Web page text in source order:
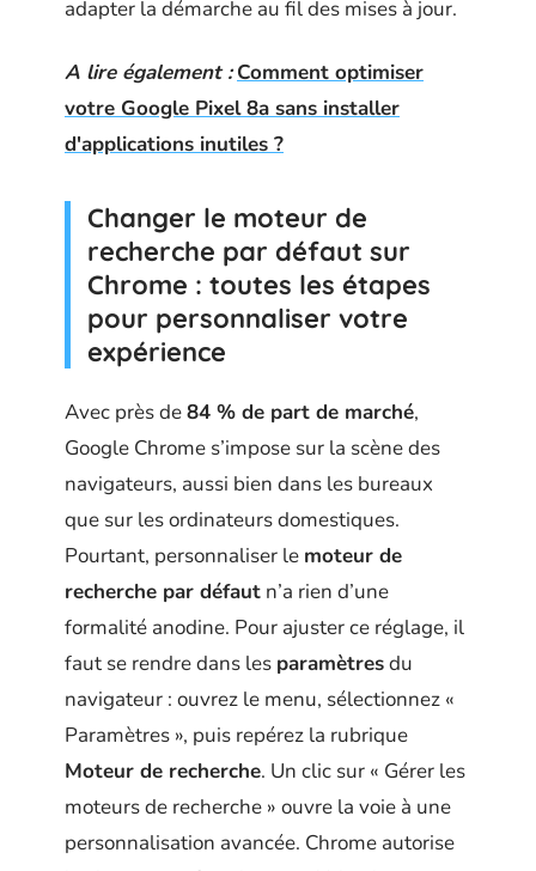
adapter la démarche au fil des mises à jour.
A lire également : Comment optimiser
votre Google Pixel 8a sans installer
d'applications inutiles ?
Changer le moteur de
recherche par défaut sur
Chrome : toutes les étapes
pour personnaliser votre
expérience
Avec près de84 % de part de marché,
Google Chrome s’impose sur la scène des
navigateurs, aussi bien dans les bureaux
que sur les ordinateurs domestiques.
Pourtant, personnaliser le moteur de
recherche par défaut n’a rien d’une
formalité anodine. Pour ajuster ce réglage, il
faut se rendre dans les paramètresdu
navigateur : ouvrez le menu, sélectionnez «
Paramètres », puis repérez la rubrique
Moteur de recherche. Un clic sur « Gérer les
moteurs de recherche » ouvre la voie à une
personnalisation avancée. Chrome autorise